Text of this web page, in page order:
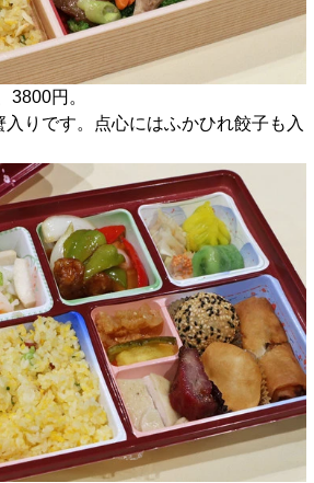
3800円。
りです。点心にはふかひれ餃子も入